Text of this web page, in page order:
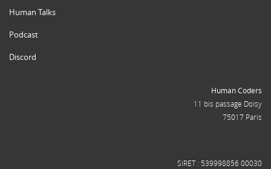
Human Talks
Podcast
Discord
Human Coders
11 bis passage Doisy
75017 Paris
SIRET : 539998856 00030